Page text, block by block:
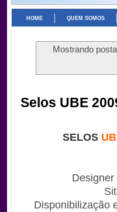
HOME QUEM SOMOS
Mostrando
Selos UBE
SELOS
Disponibilização